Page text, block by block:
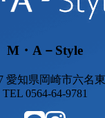
M・A－Style
愛知県岡崎市六名
TEL 0564-64-9781